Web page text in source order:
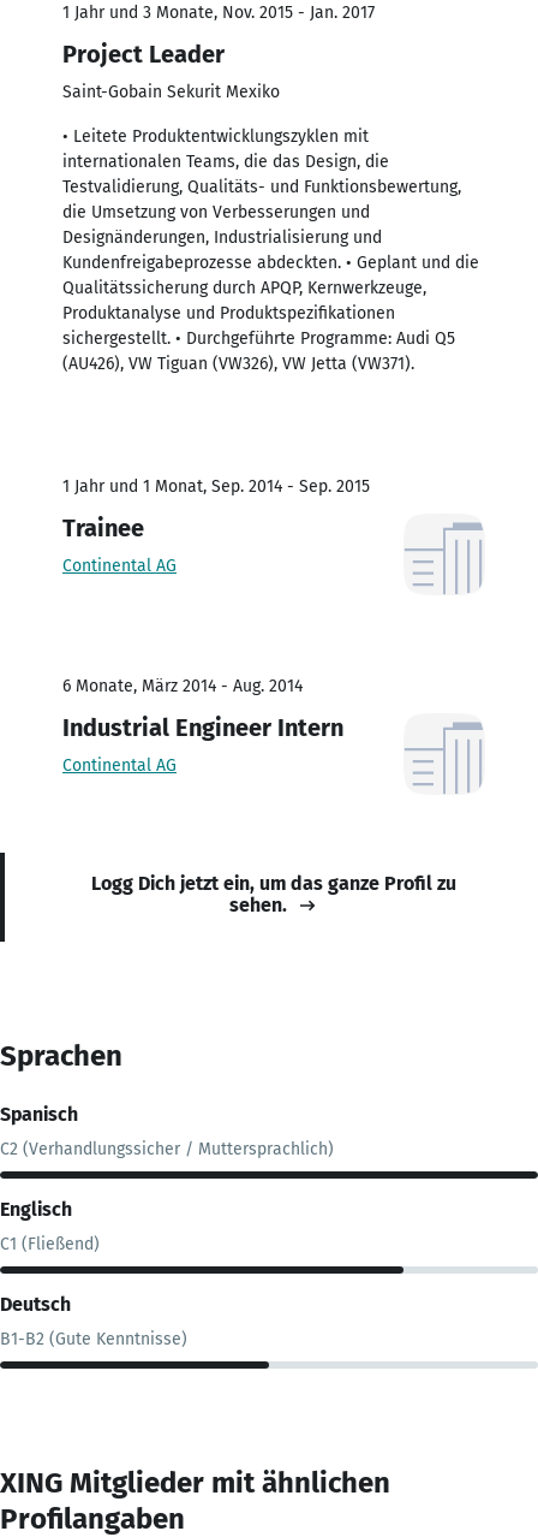
1 Jahr und 3 Monate, Nov. 2015 - Jan. 2017
Project Leader
Saint-Gobain Sekurit Mexiko
• Leitete Produktentwicklungszyklen mit
internationalen Teams, die das Design, die
Testvalidierung, Qualitäts- und Funktionsbewertung,
die Umsetzung von Verbesserungen und
Designänderungen, Industrialisierung und
Kundenfreigabeprozesse abdeckten. • Geplant und die
Qualitätssicherung durch APQP, Kernwerkzeuge,
Produktanalyse und Produktspezifikationen
sichergestellt. • Durchgeführte Programme: Audi Q5
(AU426), VW Tiguan (VW326), VW Jetta (VW371).
1 Jahr und 1 Monat, Sep. 2014 - Sep. 2015
Trainee
Continental AG
6 Monate, März 2014 - Aug. 2014
Industrial Engineer Intern
Continental AG
Logg Dich jetzt ein, um das ganze Profil zu
sehen.
Sprachen
Spanisch
C2 (Verhandlungssicher / Muttersprachlich)
Englisch
C1 (Fließend)
Deutsch
B1-B2 (Gute Kenntnisse)
XING Mitglieder mit ähnlichen
Profilangaben